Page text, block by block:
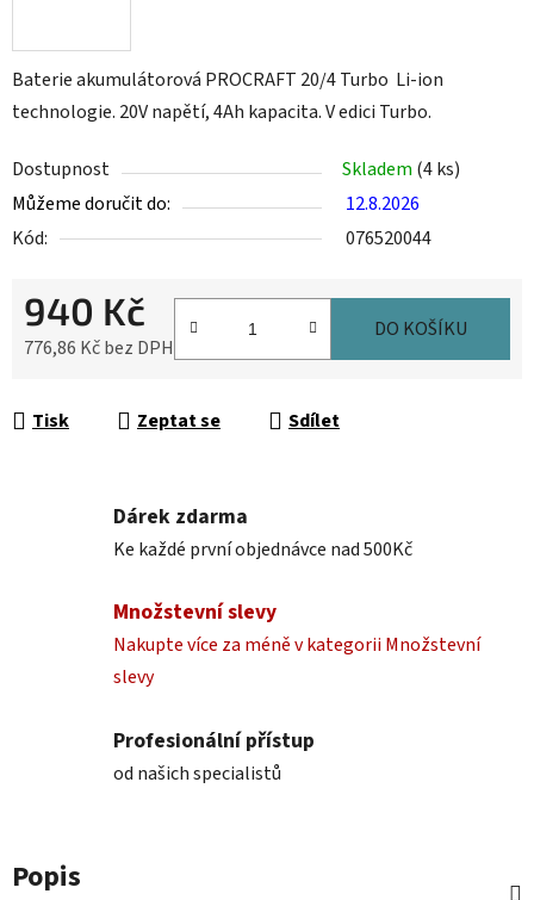
Baterie akumulátorová PROCRAFT 20/4 Turbo Li-ion
technologie. 20V napětí, 4Ah kapacita. V edici Turbo.
Dostupnost Skladem (4 ks)
Můžeme doručit do:
12.8.2026
Kód:
076520044
940 Kč
776,86 Kč bez DPH
DO KOŠÍKU
Tisk Zeptat se Sdílet
Dárek zdarma
Ke každé první objednávce nad 500Kč
Množstevní slevy
Nakupte více za méně v kategorii Množstevní
slevy
Profesionální přístup
od našich specialistů
Popis